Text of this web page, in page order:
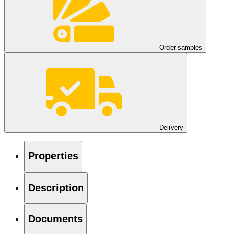
Order samples
Delivery
Properties
Description
Documents